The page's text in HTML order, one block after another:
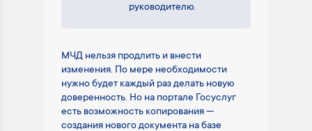
руководителю.
МЧД нельзя продлить и внести
изменения. По мере необходимости
нужно будет каждый раз делать новую
доверенность. Но на портале Госуслуг
есть возможность копирования —
создания нового документа на базе